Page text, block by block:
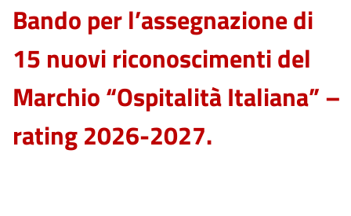
Bando per l’assegnazione di
15 nuovi riconoscimenti del
Marchio “Ospitalità Italiana” –
rating 2026-2027.